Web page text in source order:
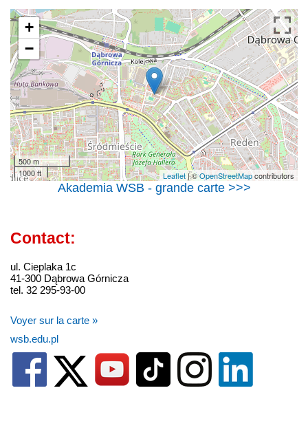
+
−
500 m
1000 ft
Leaflet| ©OpenStreetMapcontributors
Akademia WSB - grande carte >>>
Contact:
ul. Cieplaka 1c
41-300 Dąbrowa Górnicza
tel. 32 295-93-00
Voyer sur la carte »
wsb.edu.pl